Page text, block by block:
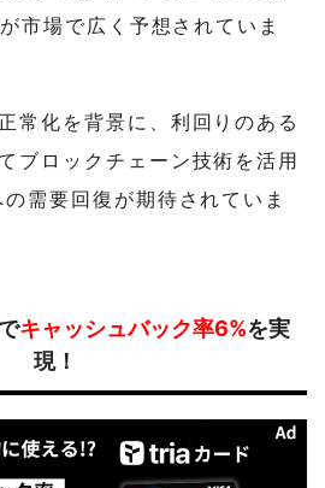
市場で広く予想されていま
常化を背景に、利回りのある
ブロックチェーン技術を活用
需要回復が期待されていま
キャッシュバック率6%を実
現！